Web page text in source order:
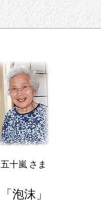
五十嵐 さま
「泡沫」